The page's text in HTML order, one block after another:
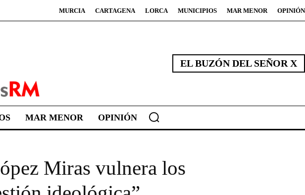
MURCIA CARTAGENA LORCA MUNICIPIOS MAR MENOR OPINIÓN
EL BUZÓN DEL SEÑOR X
MAR MENOR OPINIÓN
Miras vulnera los